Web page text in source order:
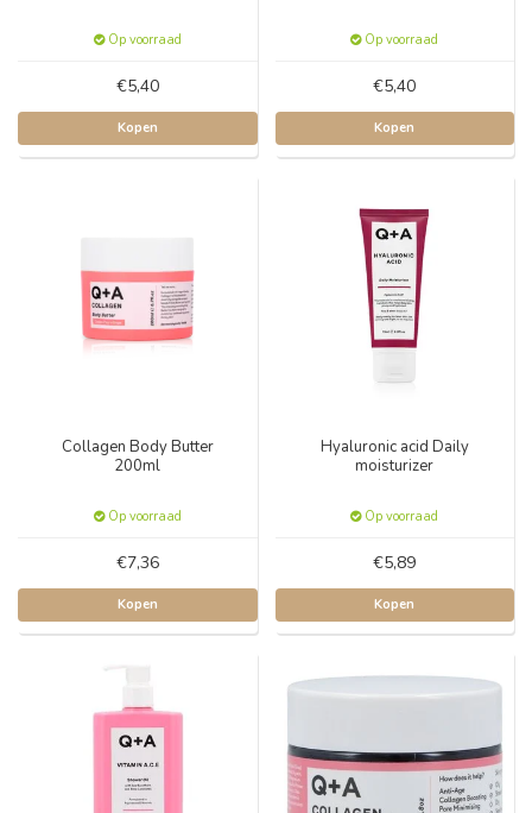
Op voorraad
€5,40
Kopen
Op voorraad
€5,40
Kopen
Collagen Body Butter
200ml
Op voorraad
€7,36
Kopen
Hyaluronic acid Daily
moisturizer
Op voorraad
€5,89
Kopen